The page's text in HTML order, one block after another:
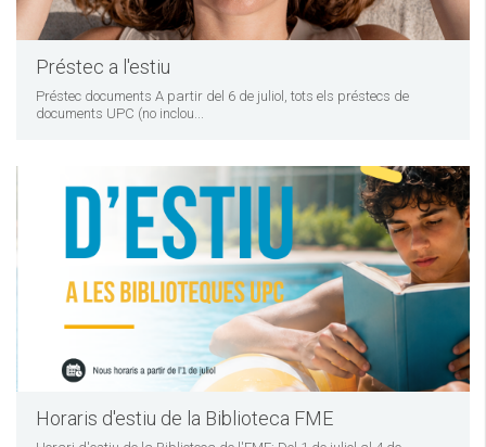
Préstec a l'estiu
Préstec documents A partir del 6 de juliol, tots els préstecs de
documents UPC (no inclou...
Horaris d'estiu de la Biblioteca FME